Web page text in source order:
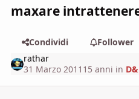
maxare
Condividi
Follower
rathar
31 Marzo 2011 15 anni in